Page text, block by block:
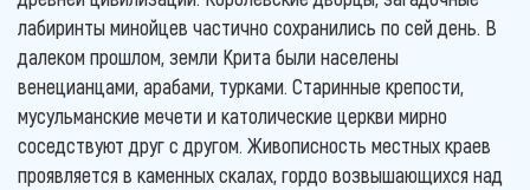
лабиринты минойцев частично сохранились по сей день. В
далеком прошлом, земли Крита были населены
венецианцами, арабами, турками. Старинные крепости,
мусульманские мечети и католические церкви мирно
соседствуют друг с другом. Живописность местных краев
проявляется в каменных скалах, гордо возвышающихся над